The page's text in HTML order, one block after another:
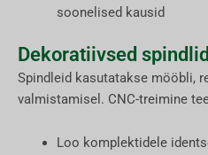
soonelised kausid
Dekoratiivsed spindlid
Spindleid kasutatakse mööbli,
valmistamisel. CNC-treimine
Loo komplektidele